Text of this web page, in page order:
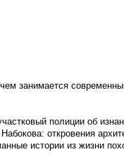
занимается
полиции об
откровения
истории из жизни